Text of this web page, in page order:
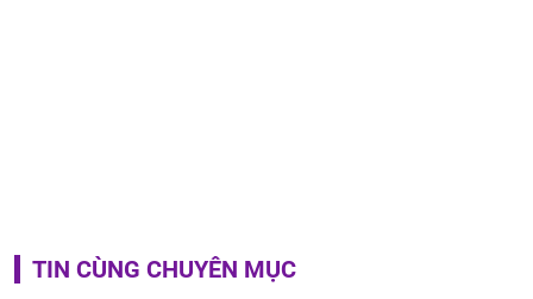
TIN CÙNG CHUYÊN MỤC